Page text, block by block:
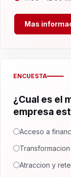
Mas
ENCUESTA
¿Cual es el
empresa
Acceso a
Atraccion y